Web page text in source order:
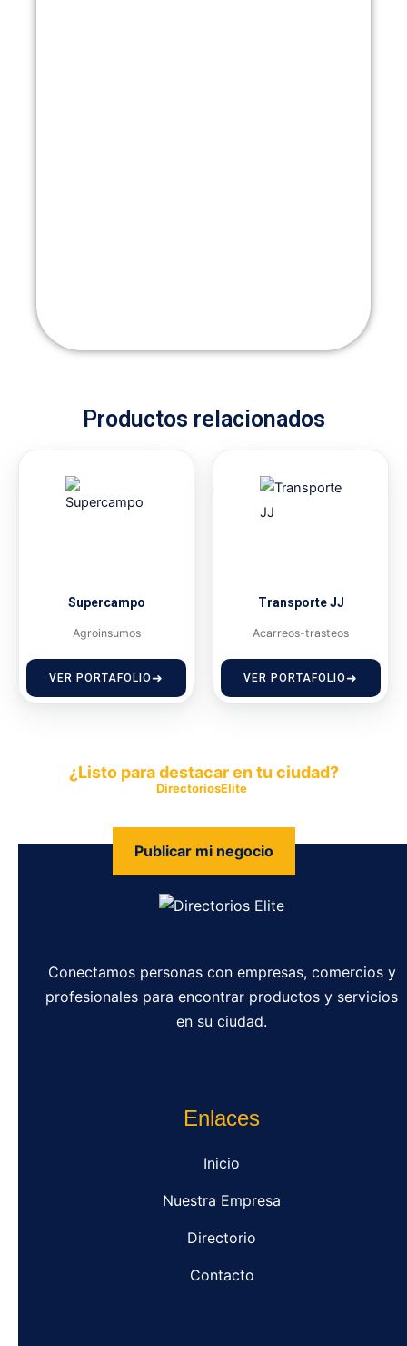
Productos relacionados
Supercampo
Agroinsumos
VER PORTAFOLIO
Transporte JJ
Acarreos-trasteos
VER PORTAFOLIO
¿Listo para destacar en tu ciudad?
DirectoriosElite
Publicar mi negocio
Conectamos personas con empresas, comercios y
profesionales para encontrar productos y servicios
en su ciudad.
Enlaces
Inicio
Nuestra Empresa
Directorio
Contacto